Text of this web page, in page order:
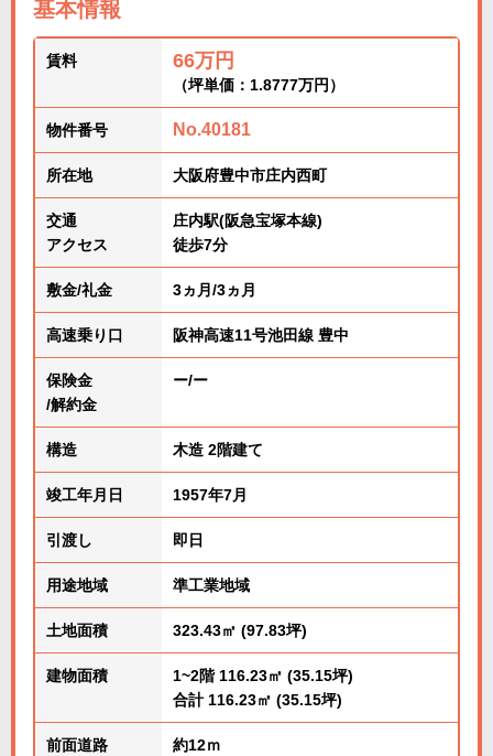
基本情報
賃料 66万円
（坪単価：1.8777万円）
物件番号 No.40181
所在地 大阪府豊中市庄内西町
交通
アクセス
庄内駅(阪急宝塚本線)
徒歩7分
敷金/礼金 3ヵ月/3ヵ月
高速乗り口 阪神高速11号池田線 豊中
保険金
/解約金
ー/ー
構造 木造 2階建て
竣工年月日 1957年7月
引渡し 即日
用途地域 準工業地域
土地面積 323.43㎡ (97.83坪)
建物面積
1~2階 116.23㎡ (35.15坪)
合計 116.23㎡ (35.15坪)
前面道路 約12ｍ